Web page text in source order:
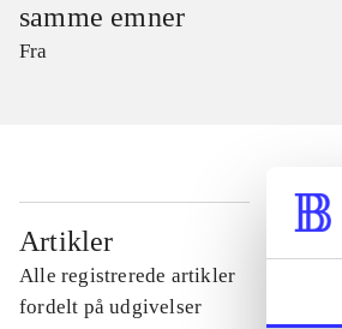
samme emner
Fra
Artikler
Alle registrerede artikler
fordelt på udgivelser